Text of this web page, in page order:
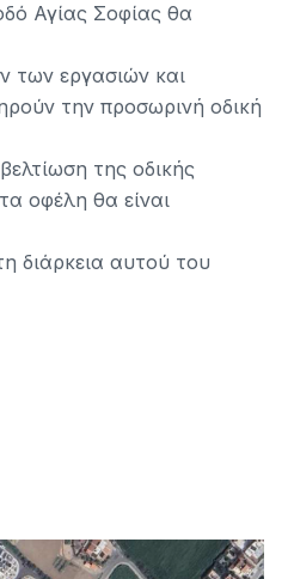
Αγίας Σοφίας θα
των εργασιών και
την προσωρινή οδική
της οδικής
οφέλη θα είναι
διάρκεια αυτού του